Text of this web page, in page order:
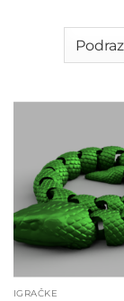
IGRAČKE